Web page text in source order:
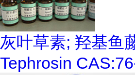
灰叶草素; 羟基鱼
Tephrosin